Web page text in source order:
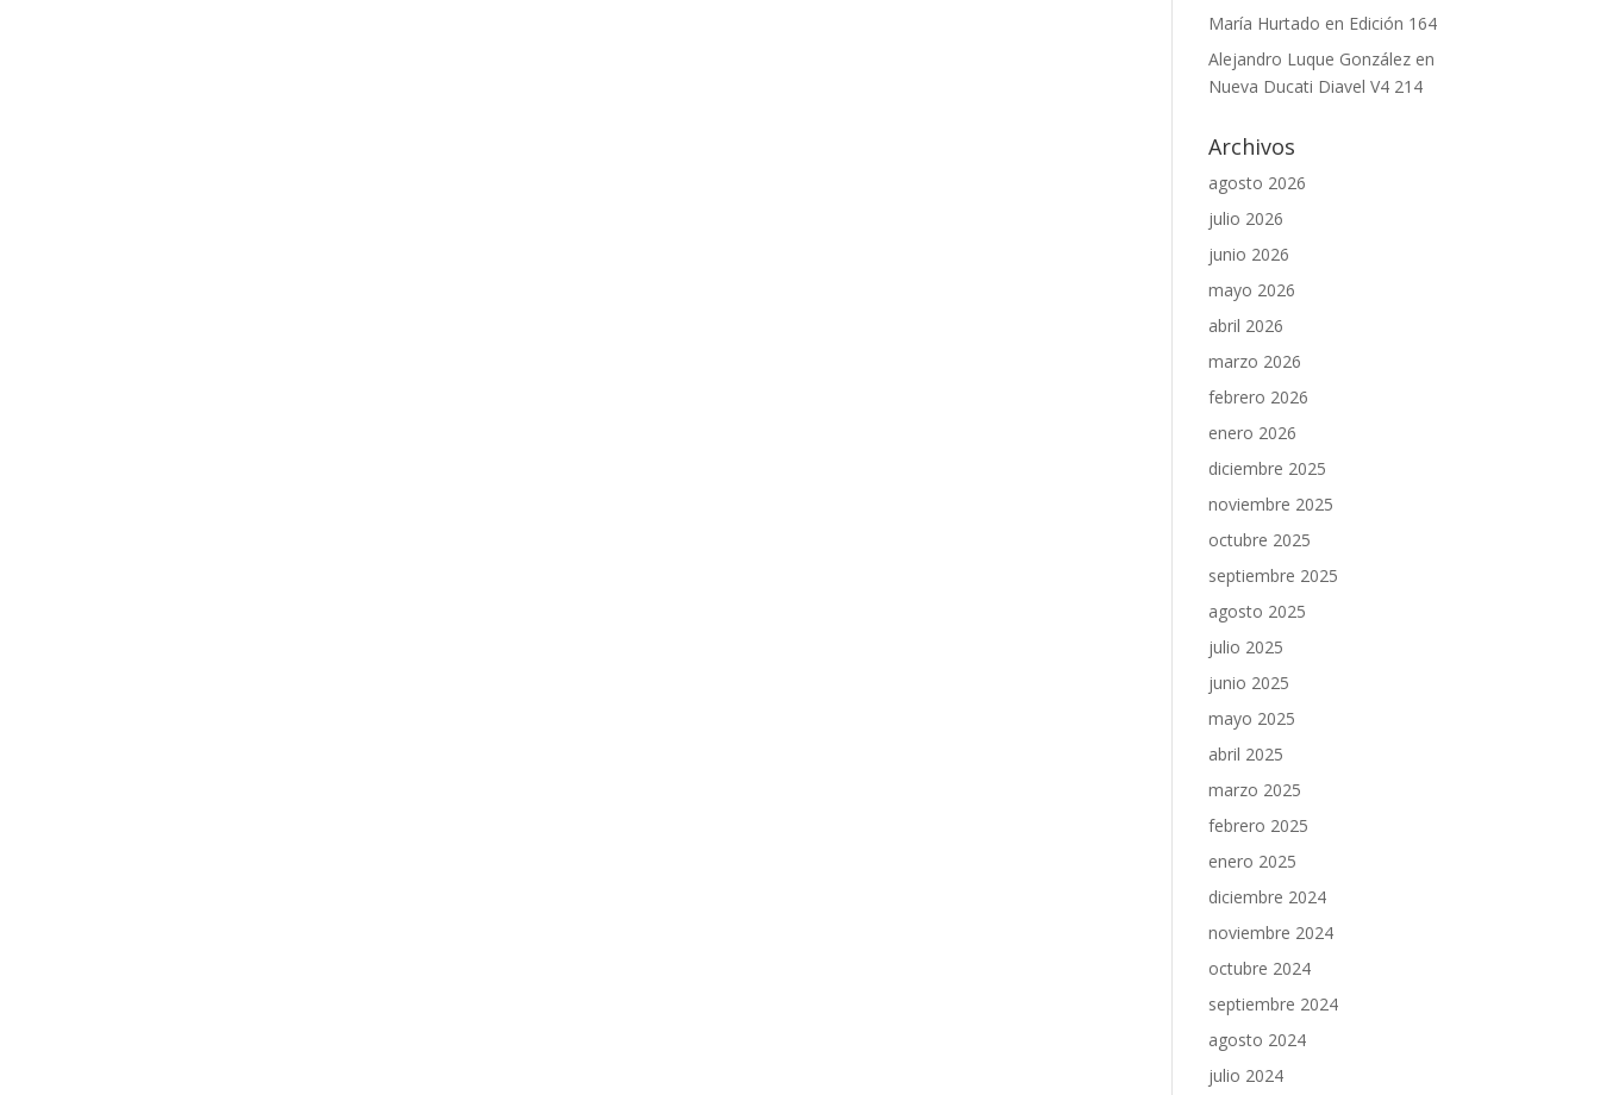
María Hurtado en Edición 164
Alejandro Luque González en
Nueva Ducati Diavel V4 214
Archivos
agosto 2026
julio 2026
junio 2026
mayo 2026
abril 2026
marzo 2026
febrero 2026
enero 2026
diciembre 2025
noviembre 2025
octubre 2025
septiembre 2025
agosto 2025
julio 2025
junio 2025
mayo 2025
abril 2025
marzo 2025
febrero 2025
enero 2025
diciembre 2024
noviembre 2024
octubre 2024
septiembre 2024
agosto 2024
julio 2024